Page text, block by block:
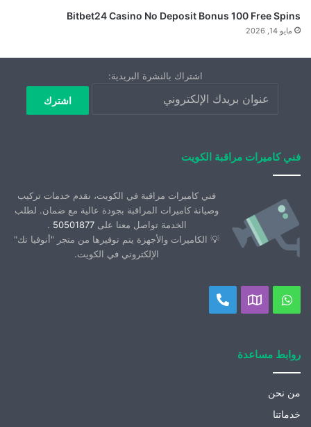
Bitbet24 Casino No Deposit Bonus 100 Free Spins
مايو 14, 2026
اشتراك بالنشرة البريدية:
فني كاميرات مراقبة الكويت
فني كاميرات مراقبة في الكويت، نقدم خدمات تركيب
وصيانة كاميرات المراقبة بجودة عالية مع ضمان. لطلب
الخدمة تواصل معنا على50501877
.
💡 الكاميرات والأجهزة يتم توفيرها من متجر "أنوفيا تك"
الإلكتروني في الكويت.
واتسابموقعنا
خريطة
اتصل
روابط مساعدة
من نحن
خدماتنا